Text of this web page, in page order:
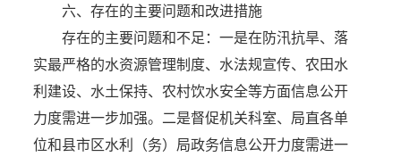
六、存在的主要问题和改进措施
存在的主要问题和不足：一是在防汛抗旱、落
实最严格的水资源管理制度、水法规宣传、农田水
利建设、水土保持、农村饮水安全等方面信息公开
力度需进一步加强。二是督促机关科室、局直各单
位和县市区水利（务）局政务信息公开力度需进一